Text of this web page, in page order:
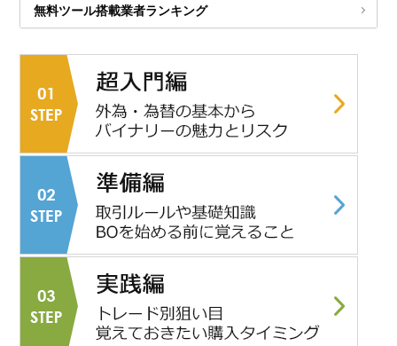
無料ツール搭載業者ランキング